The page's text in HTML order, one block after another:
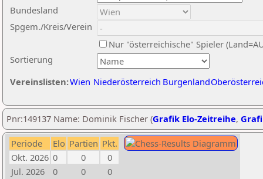
Sortierung
Bundesland
Spgem./Kreis/Verein
Nur "österreichische" Spieler
Vereinslisten:Wien Niederösterreich Burgenland
Pnr:149137 Name: Dominik Fischer (Grafik Elo-Zeitreihe,
Periode Elo Partien Pkt.
Okt. 2026 0 0
0
Jul. 2026
0 0
0